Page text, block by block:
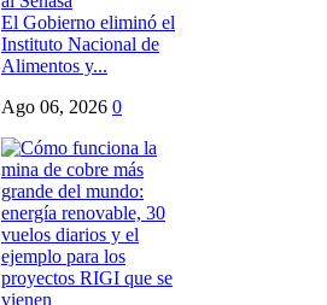
El Gobierno eliminó el
Instituto Nacional de
Alimentos y...
Ago 06, 2026 0